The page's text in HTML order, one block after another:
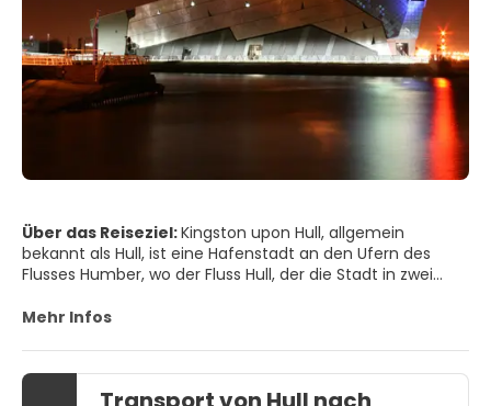
Über das Reiseziel:Kingston upon Hull, allgemein
bekannt als Hull, ist eine Hafenstadt an den Ufern des
Flusses Humber, wo der Fluss Hull, der die Stadt in zwei
des Zweiten Weltkriegs zu den am stärksten
Jahre seit der Verleihung seiner ersten Charta der Stadt
eine faszinierende Fülle an architektonischen Schätzen
hinterlassen. Von flämisch inspirierten Fassaden bis hin zu
Mehr Infos